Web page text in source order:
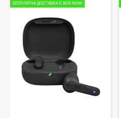
БЕЗПЛАТНА ДОСТАВКА С BOX NOW